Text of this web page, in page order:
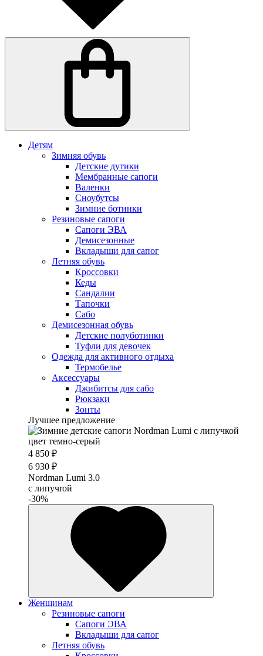
Детям
Зимняя обувь
Детские дутики
Мембранные сапоги
Валенки
Сноубутсы
Зимние ботинки
Резиновые сапоги
Сапоги ЭВА
Демисезонные
Вкладыши для сапог
Летняя обувь
Кроссовки
Кеды
Сандалии
Тапочки
Сабо
Демисезонная обувь
Детские полуботинки
Туфли для девочек
Одежда для активного отдыха
Термобелье
Аксессуары
Джибитсы для сабо
Рюкзаки
Зонты
Лучшее предложение
4 850 ₽
6 930 ₽
Nordman Lumi 3.0
с липучrой
-30%
Женщинам
Резиновые сапоги
Cапоги ЭВА
Вкладыши для сапог
Летняя обувь